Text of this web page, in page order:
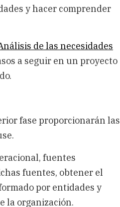
y hacer comprender
de las necesidades
a seguir en un proyecto
fase proporcionarán las
fuentes
fuentes, obtener el
por entidades y
la organización.